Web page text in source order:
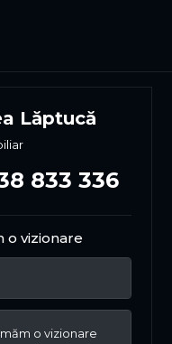
Lăptucă
833 336
o vizionare